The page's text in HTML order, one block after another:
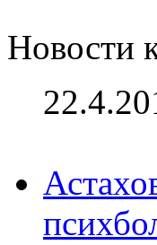
Новости